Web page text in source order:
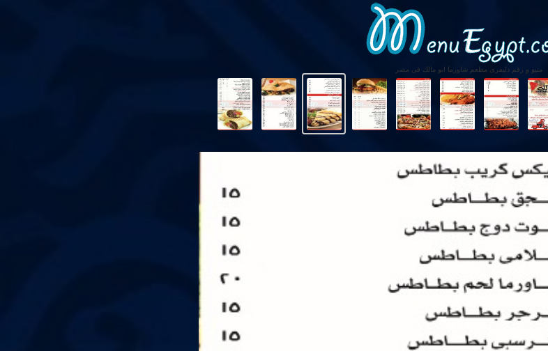
منيو و رقم دليفرى مطعم شاورما ابو مالك فى مصر